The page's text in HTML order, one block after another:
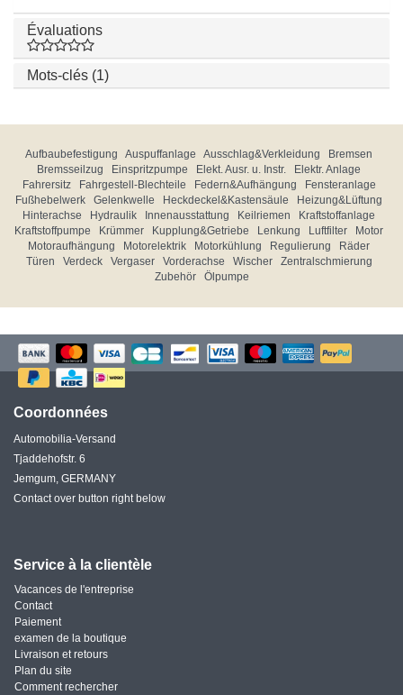
Évaluations
Mots-clés (1)
Aufbaubefestigung Auspuffanlage Ausschlag&Verkleidung
Bremsen
Bremsseilzug
Einspritzpumpe Elekt. Ausr. u. Instr.
Elektr. Anlage
Fahrersitz
Fahrgestell-Blechteile Federn&Aufhängung
Fensteranlage
Fußhebelwerk
Gelenkwelle Heckdeckel&Kastensäule
Heizung&Lüftung
Hinterachse
Hydraulik Innenausstattung Keilriemen
Kraftstoffanlage
Kraftstoffpumpe
Krümmer Kupplung&Getriebe Lenkung Luftfilter
Motor
Motoraufhängung
Motorelektrik Motorkühlung Regulierung
Räder
Türen
Verdeck Vergaser Vorderachse Wischer
Zentralschmierung
Zubehör
Ölpumpe
Coordonnées
Automobilia-Versand
Tjaddehofstr. 6
Jemgum, GERMANY
Contact over button right below
Service à la clientèle
Vacances de l'entreprise
Contact
Paiement
examen de la boutique
Livraison et retours
Plan du site
Comment rechercher